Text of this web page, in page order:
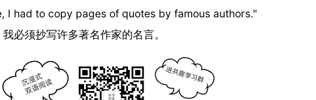
I had to copy pages of quotes by famous authors."
必须抄写许多著名作家的名言。